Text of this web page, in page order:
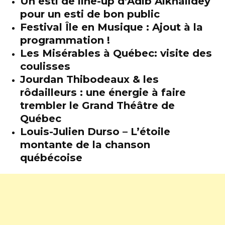
pour un esti de bon public
Festival Île en Musique : Ajout à la
programmation !
Les Misérables à Québec: visite des
coulisses
Jourdan Thibodeaux & les
rôdailleurs : une énergie à faire
trembler le Grand Théâtre de
Québec
Louis-Julien Durso – L’étoile
montante de la chanson
québécoise